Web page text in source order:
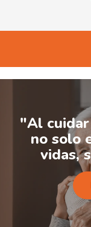
"Al
no solo
vidas,